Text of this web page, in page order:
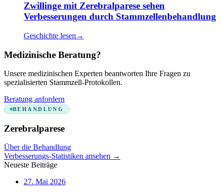
Zwillinge mit Zerebralparese sehen
Verbesserungen durch Stammzellenbehandlung
Geschichte lesen →
Medizinische Beratung?
Unsere medizinischen Experten beantworten Ihre Fragen zu
spezialisierten Stammzell-Protokollen.
Beratung anfordern
BEHANDLUNG
Zerebralparese
Über die Behandlung
Verbesserungs-Statistiken ansehen →
Neueste Beiträge
27. Mai 2026